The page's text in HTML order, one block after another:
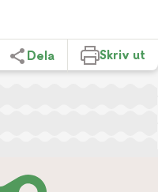
Dela Skriv ut